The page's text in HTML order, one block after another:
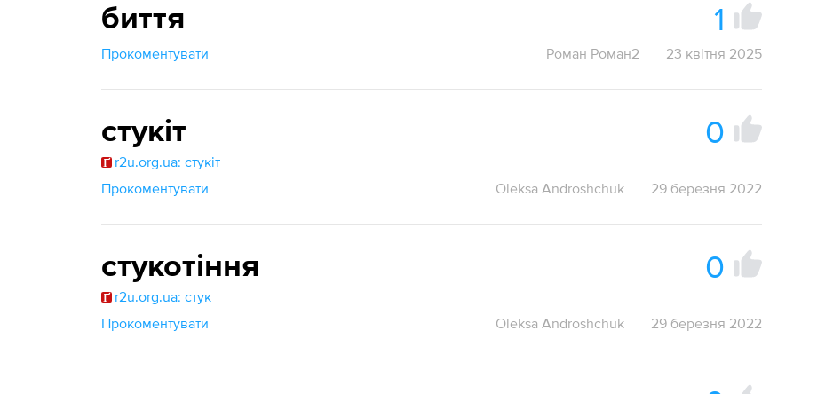
биття 1
Прокоментувати Роман Роман2 23 квітня 2025
стукіт 0
r2u.org.ua: стукіт
Прокоментувати
Oleksa Androshchuk 29 березня 2022
стукотіння 0
r2u.org.ua: стук
Прокоментувати
Oleksa Androshchuk 29 березня 2022